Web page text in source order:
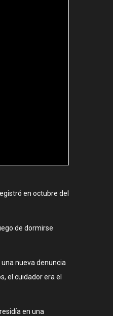
en octubre del
de dormirse
nueva denuncia
el cuidador era el
en una